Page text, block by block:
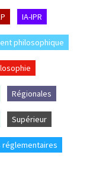
IA-IPR
philosophique
Régionales
Supérieur
réglementaires